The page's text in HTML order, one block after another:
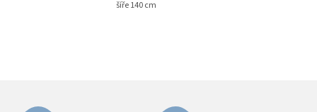
šíře 140 cm